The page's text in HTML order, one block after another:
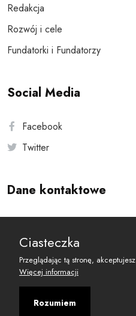
Redakcja
Rozwój i cele
Fundatorki i Fundatorzy
Social Media
Facebook
Twitter
Dane kontaktowe
reset@resetobywatelski.pl
Ciasteczka
Przeglądając tą stronę,
Więcej informacji
Rozumiem